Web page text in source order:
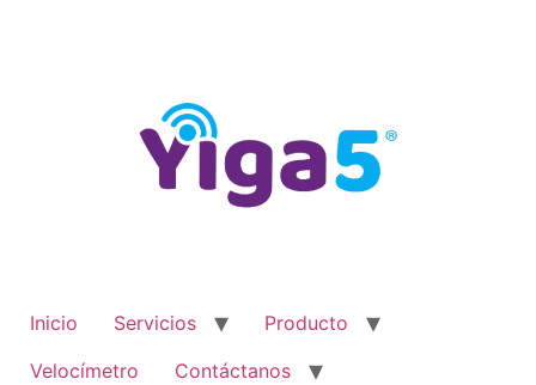
Inicio Servicios
Producto
Velocímetro
Contáctanos